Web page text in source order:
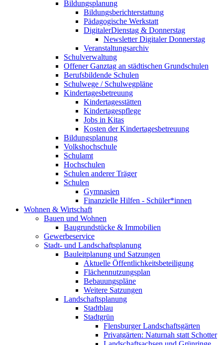
Bildungsplanung
Bildungsberichterstattung
Pädagogische Werkstatt
DigitalerDienstag & Donnerstag
Newsletter Digitaler Donnerstag
Veranstaltungsarchiv
Schulverwaltung
Offener Ganztag an städtischen Grundschulen
Berufsbildende Schulen
Schulwege / Schulwegpläne
Kindertagesbetreuung
Kindertagesstätten
Kindertagespflege
Jobs in Kitas
Kosten der Kindertagesbetreuung
Bildungsplanung
Volkshochschule
Schulamt
Hochschulen
Schulen anderer Träger
Schulen
Gymnasien
Finanzielle Hilfen - Schüler*innen
Wohnen & Wirtschaft
Bauen und Wohnen
Baugrundstücke & Immobilien
Gewerbeservice
Stadt- und Landschaftsplanung
Bauleitplanung und Satzungen
Aktuelle Öffentlichkeitsbeteiligung
Flächennutzungsplan
Bebauungspläne
Weitere Satzungen
Landschaftsplanung
Stadtblau
Stadtgrün
Flensburger Landschaftsgärten
Privatgärten: Naturnah statt Schotter